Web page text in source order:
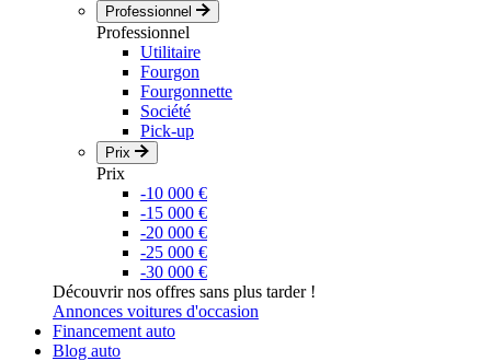
Professionnel
Professionnel
Utilitaire
Fourgon
Fourgonnette
Société
Pick-up
Prix
Prix
-10 000 €
-15 000 €
-20 000 €
-25 000 €
-30 000 €
Découvrir nos offres sans plus tarder !
Annonces voitures d'occasion
Financement auto
Blog auto